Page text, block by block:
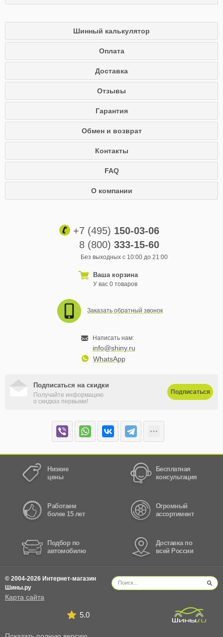
Шинный калькулятор
Оплата
Доставка
Отзывы
Гарантия
Обмен и возврат
Контакты
FAQ
О компании
+7 (495) 150-03-06
8 (800) 333-15-60
Без выходных с 10:00 до 21:00
Ваша корзина
У вас 0 товаров
Заказать обратный звонок
Написать нам:
info@shiny.ru
WhatsApp
Подписаться на скидки
Получайте информацию
о скидках первыми!
Подписаться
Низкие
цены
Бесплатная
консультация
Работаем
более 15 лет
Огромный
ассортимент
Подбор по
автомобилю
Доставка по
всей России
© 2004-2026 Интернет-магазин
Шины.ру
Карта сайта
5.0